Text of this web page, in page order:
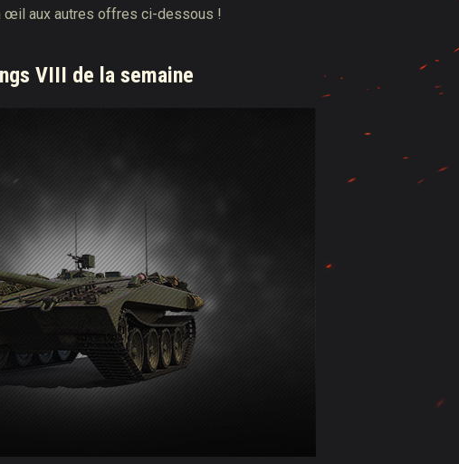
œil aux autres offres ci-dessous !
VIII de la semaine